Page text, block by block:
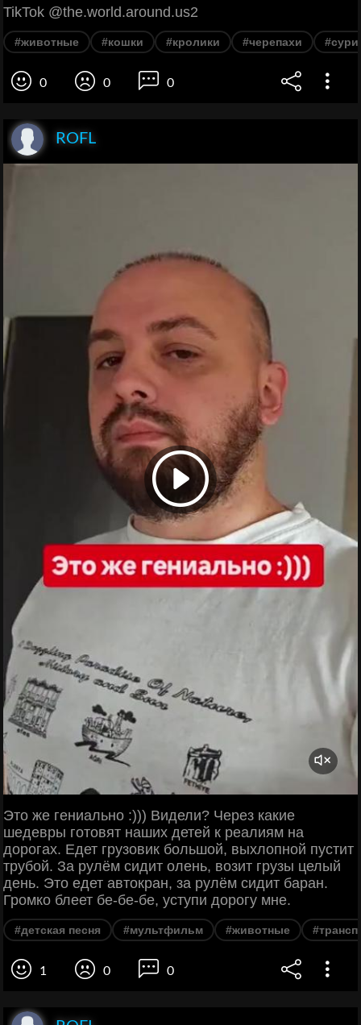
TikTok @the.world.around.us2
#животные #кошки #кролики #черепахи
0 0 0
ROFL
Это же гениально :))) Видели? Через какие
шедевры готовят наших детей к реалиям на
дорогах. Едет грузовик большой, выхлопной пустит
трубой. За рулём сидит олень, возит грузы целый
день. Это едет автокран, за рулём сидит баран.
Громко блеет бе-бе-бе, уступи дорогу мне.
#детская песня #мультфильм #животные
1 0 0